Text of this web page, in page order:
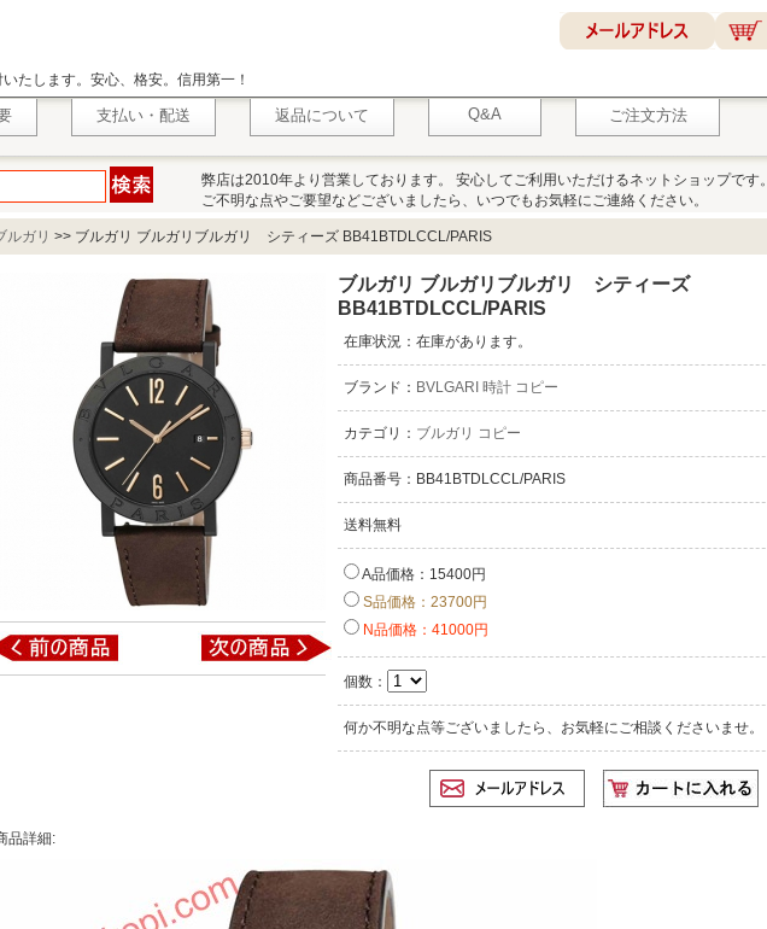
たします。安心、格安。信用第一！
支払い・配送 返品について Q&A ご注文方法
弊店は2010年より営業しております。 安心してご利用いただけるネットショップです。
ご不明な点やご要望などございましたら、いつでもお気軽にご連絡ください。
ルガリ >> ブルガリ ブルガリブルガリ シティーズ BB41BTDLCCL/PARIS
ブルガリ ブルガリブルガリ シティーズ
BB41BTDLCCL/PARIS
在庫状況：在庫があります。
ブランド： BVLGARI 時計 コピー
カテゴリ： ブルガリ コピー
商品番号：BB41BTDLCCL/PARIS
送料無料
A品価格：15400円
S品価格：23700円
N品価格：41000円
個数：
何か不明な点等ございましたら、お気軽にご相談くださいませ。
品詳細: